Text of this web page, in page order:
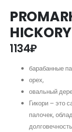
1134₽
барабанные
орех,
овальный
Гикори – это
палочек,